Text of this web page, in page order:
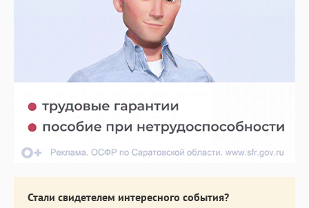
Стали свидетелем интересного события?